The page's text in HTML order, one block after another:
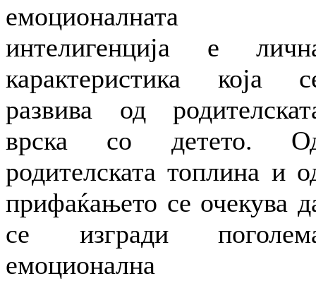
емоционалната
интелигенција е
карактеристика која
развива од
врска со детето.
родителската топлина и
прифаќањето се очекува
се изгради
емоционална